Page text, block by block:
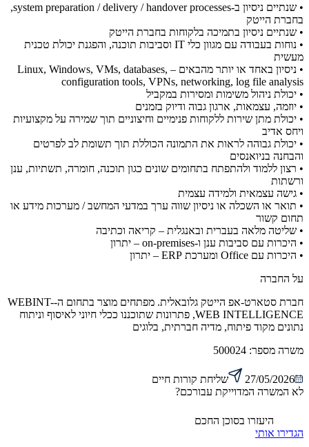
• שנתיים ניסיון ב-system preparation / delivery / handover processes,
בחברת הייטק
• שנתיים ניסיון בתמיכה בלקוחות בחברת הייטק
• נוחות בעבודה עם מגוון כלי IT וסביבות תוכנה, והפגנת יכולת טכנית
מעשית
• ניסיון באחד או יותר מהבאים – Linux, Windows, VMs, databases,
configuration tools, VPNs, networking, log file analysis
• יכולת ניהול משימות ומסירות במקביל
• יוזמה, עצמאות, ארגון גבוה ודיוק בזמנים
• יכולת מתן שירות ללקוחות פנימיים וחיצוניים תוך שמירה על מקצועיות
ויחס אדיב
• יכולת גבוהה לראות את התמונה הכוללת תוך תשומת לב לפרטים
והבחנה בניואנסים
• רצון ללמוד ולהתפתח בתחומים שונים כגון תוכנה, חומרה, תשתיות, ענן
ורשתות
• גישה עצמאית ולמידה עצמית
• תואר או השכלה או ניסיון שווה ערך במדעי המחשב / מערכות מידע או
תחום קשור
• שליטה מלאה בעברית ובאנגלית – קריאה וכתיבה
• היכרות עם סביבות ענן ו-on-premises – יתרון
• היכרות עם Office ומערכת ERP – יתרון
על החברה
חברת סטארט-אפ הייטק גלובאלית. מפתחים מוצר בתחום ה-WEBINT-
WEB INTELLIGENCE, פתרונות שתוכננו ככלי חיוני לאיסוף וניתוח
נתונים מקוד פיתוח, מדיה חברתית, בלוגים
משרה מספר: 500024
27/05/2026
שליחת קורות חיים
לא המשרה המדוייקת עבורכם?
היעזרו בסוכן החכם
הגדירו אותי